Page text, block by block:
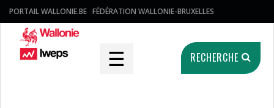
PORTAIL WALLONIE.BE FÉDÉRATION WALLONIE-BRUXELLES
☰ RECHERCHE